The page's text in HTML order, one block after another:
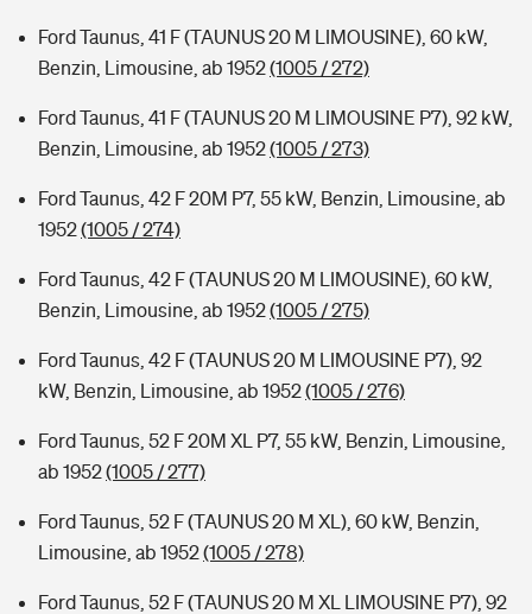
Ford Taunus, 41 F (TAUNUS 20 M LIMOUSINE), 60 kW,
Benzin, Limousine, ab 1952(1005 / 272)
Ford Taunus, 41 F (TAUNUS 20 M LIMOUSINE P7), 92 kW,
Benzin, Limousine, ab 1952(1005 / 273)
Ford Taunus, 42 F 20M P7, 55 kW, Benzin, Limousine, ab
1952(1005 / 274)
Ford Taunus, 42 F (TAUNUS 20 M LIMOUSINE), 60 kW,
Benzin, Limousine, ab 1952(1005 / 275)
Ford Taunus, 42 F (TAUNUS 20 M LIMOUSINE P7), 92
kW, Benzin, Limousine, ab 1952(1005 / 276)
Ford Taunus, 52 F 20M XL P7, 55 kW, Benzin, Limousine,
ab 1952(1005 / 277)
Ford Taunus, 52 F (TAUNUS 20 M XL), 60 kW, Benzin,
Limousine, ab 1952(1005 / 278)
Ford Taunus, 52 F (TAUNUS 20 M XL LIMOUSINE P7), 92